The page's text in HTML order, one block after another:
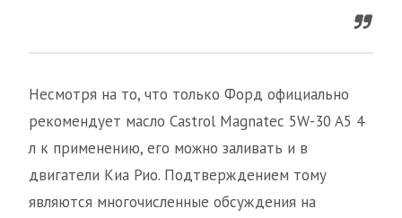
Несмотря на то, что только Форд официально
рекомендует масло Castrol Magnatec 5W-30 A5 4
л к применению, его можно заливать и в
двигатели Киа Рио. Подтверждением тому
являются многочисленные обсуждения на